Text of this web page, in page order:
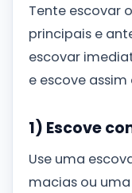
Tente escovar
principais e
escovar
e escove assim
1) Escove
Use uma
macias ou